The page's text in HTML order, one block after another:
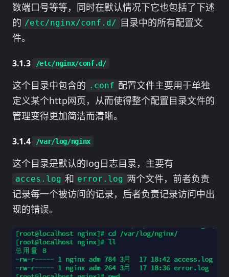
数端口号等等，同时在默认情况下它也包括了下述
的 /etc/nginx/conf.d/ 目录中的所有配置文
件。
/etc/nginx/conf.d/
这个目录中包含的 .conf 配置文件主要用于单独
定义某个http网页，从而使得整个配置目录文件的
管理变得更加简洁而清晰。
/var/log/nginx
这个目录是默认的log日志目录，主要有
acces.log 和 error.log 两个文件，前者负责
记录每一个被访问的记录，后者负责记录访问中出
现的错误。